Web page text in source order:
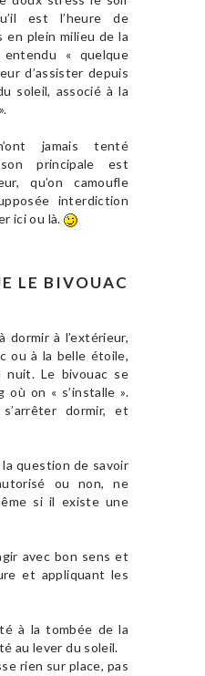
est l’heure de
en plein milieu de la
« quelque
d’assister depuis
soleil, associé à la
jamais tenté
principale est
qu’on camoufle
interdiction
ici ou là.
LE BIVOUAC
dormir à l’extérieur,
ou à la belle étoile,
nuit. Le bivouac se
où on « s’installe ».
dormir, et
la question de savoir
ou non, ne
si il existe une
avec bon sens et
et appliquant les
à la tombée de la
au lever du soleil.
rien sur place, pas